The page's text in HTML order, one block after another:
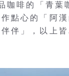
咖啡的「青葉
點心的「阿
伴」，以上